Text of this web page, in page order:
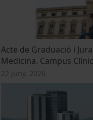
Acte de Graduació i
Medicina. Campus
22 juny, 2026